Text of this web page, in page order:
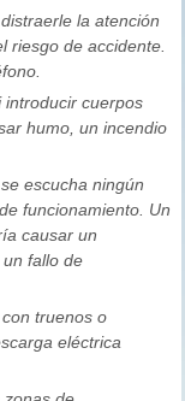
la atención
riesgo de accidente.
cuerpos
humo, un incendio
escucha ningún
funcionamiento. Un
causar un
fallo de
truenos o
eléctrica